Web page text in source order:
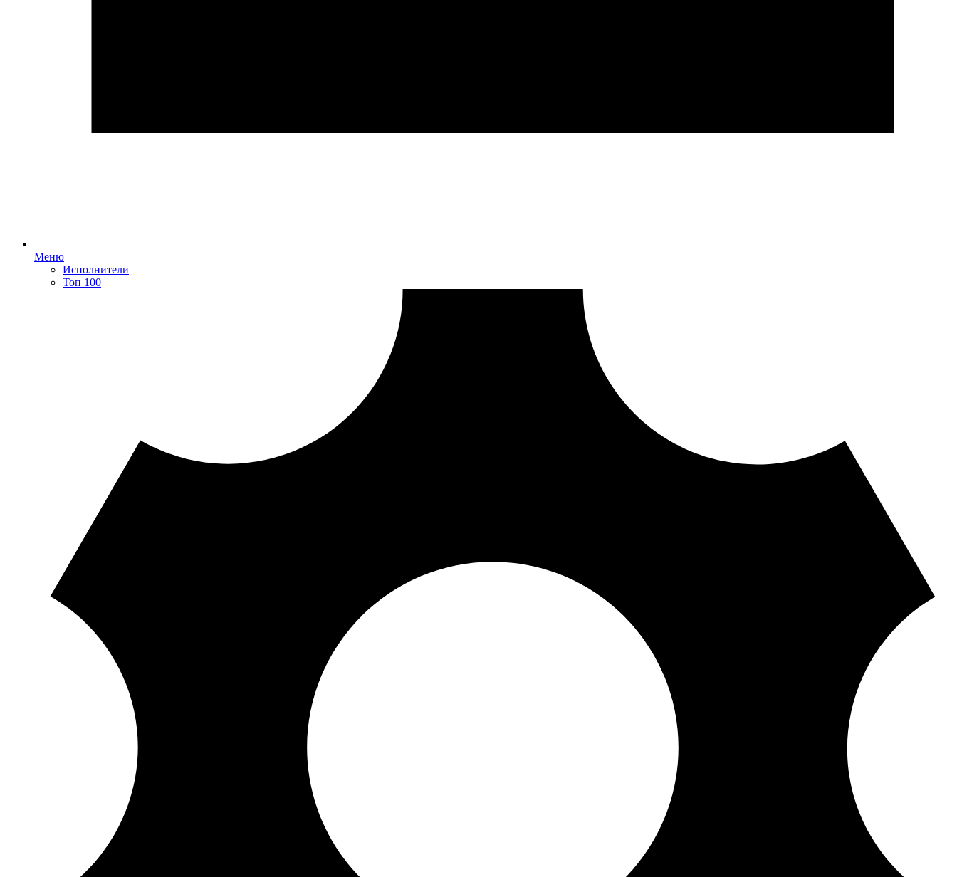
Меню
Исполнители
Топ 100